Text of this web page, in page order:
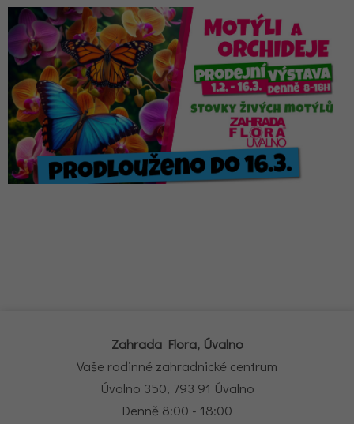
Zahrada Flora, Úvalno
Vaše rodinné zahradnické centrum
Úvalno 350, 793 91 Úvalno
Denně 8:00 - 18:00